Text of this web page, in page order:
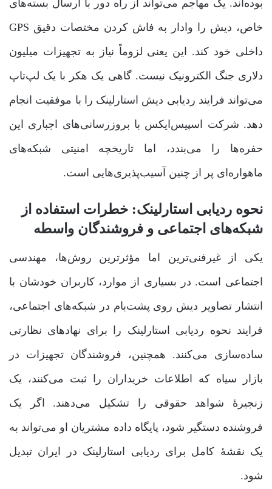
بوده‌اند. یک مهاجم می‌تواند از راه دور با ارسال بسته‌های
خاص، دیش را وادار به فاش کردن مختصات دقیق GPS
داخلی خود کند. این یعنی لزوماً نیاز به تجهیزات میلیون
دلاری جنگ الکترونیک نیست. گاهی یک هکر با یک لپ‌تاپ
می‌تواند فرایند ردیابی دیش استارلینک را با موفقیت انجام
دهد. شرکت اسپیس‌ایکس با بروزرسانی‌های اجباری این
حفره‌ها را می‌بندد، اما تاریخچه امنیتی شبکه‌های
ماهواره‌ای پر از چنین آسیب‌پذیری‌هایی است.
نحوه ردیابی استارلینک: خطرات استفاده از
شبکه‌های اجتماعی و فروشندگان واسطه
یکی از غیرفنی‌ترین اما مؤثرترین روش‌ها، مهندسی
اجتماعی است. در بسیاری از موارد، کاربران خودشان با
انتشار تصاویر دیش روی پشت‌بام در شبکه‌های اجتماعی،
فرایند نحوه ردیابی استارلینک را برای نهادهای نظارتی
ساده‌سازی می‌کنند. همچنین، فروشندگان تجهیزات در
بازار سیاه که اطلاعات خریداران را ثبت می‌کنند، یک
زنجیرۀ شواهد حقوقی را تشکیل می‌دهند. اگر یک
فروشنده دستگیر شود، پایگاه داده مشتریان او می‌تواند به
یک نقشۀ کامل برای ردیابی استارلینک در ایران تبدیل
شود.